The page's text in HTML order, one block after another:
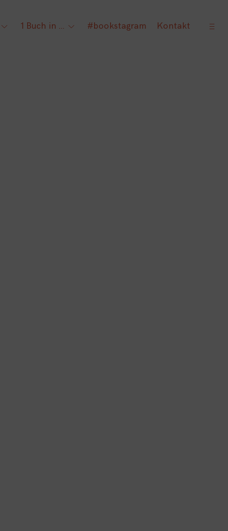
toggle 1 Buch in … toggle #bookstagram Kontakt
open